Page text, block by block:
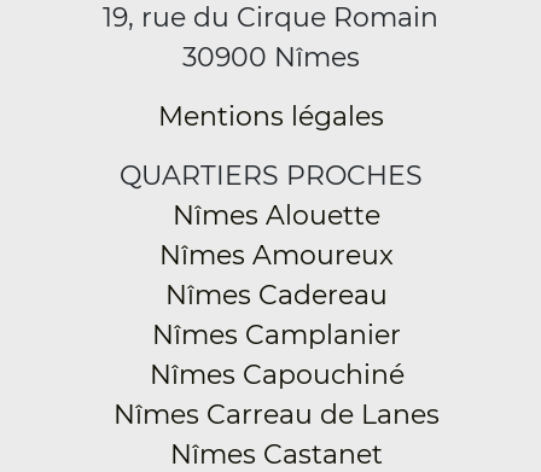
19, rue du Cirque Romain
30900 Nîmes
Mentions légales
QUARTIERS PROCHES
Nîmes Alouette
Nîmes Amoureux
Nîmes Cadereau
Nîmes Camplanier
Nîmes Capouchiné
Nîmes Carreau de Lanes
Nîmes Castanet